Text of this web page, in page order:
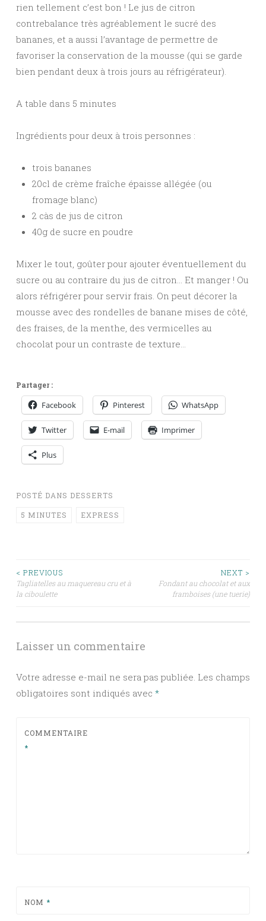
rien tellement c’est bon ! Le jus de citron
contrebalance très agréablement le sucré des
bananes, et a aussi l’avantage de permettre de
favoriser la conservation de la mousse (qui se garde
bien pendant deux à trois jours au réfrigérateur).
A table dans 5 minutes
Ingrédients pour deux à trois personnes :
trois bananes
20cl de crème fraîche épaisse allégée (ou
fromage blanc)
2 càs de jus de citron
40g de sucre en poudre
Mixer le tout, goûter pour ajouter éventuellement du
sucre ou au contraire du jus de citron… Et manger ! Ou
alors réfrigérer pour servir frais. On peut décorer la
mousse avec des rondelles de banane mises de côté,
des fraises, de la menthe, des vermicelles au
chocolat pour un contraste de texture…
Partager :
Facebook Pinterest WhatsApp
Twitter E-mail Imprimer
Plus
POSTÉ DANS DESSERTS
5 MINUTES EXPRESS
Navigation
des
< PREVIOUS
Tagliatelles au maquereau cru et à
la ciboulette
NEXT >
Fondant au chocolat et aux
framboises (une tuerie)
Laisser un commentaire
Votre adresse e-mail ne sera pas publiée. Les champs
obligatoires sont indiqués avec *
COMMENTAIRE
*
NOM *